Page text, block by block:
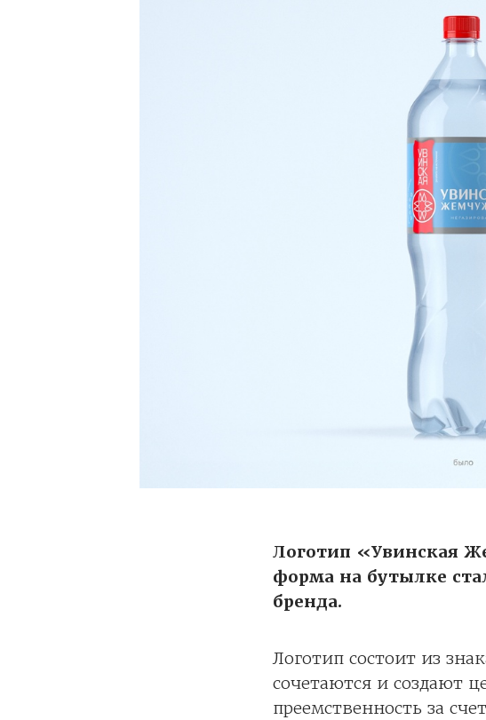
Логотип «Увинская
форма на бутылке
бренда.
Логотип состоит из
сочетаются и создают
преемственность за